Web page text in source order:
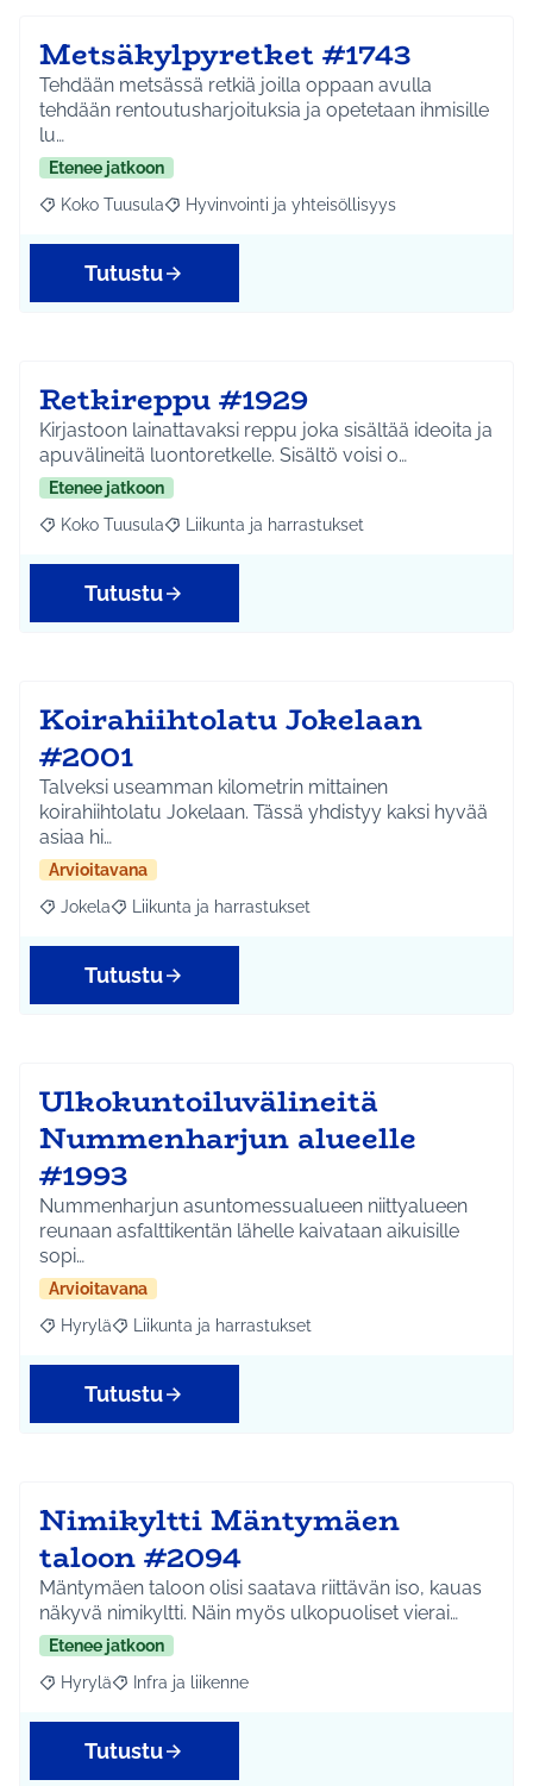
Metsäkylpyretket #1743
Tehdään metsässä retkiä joilla oppaan avulla
tehdään rentoutusharjoituksia ja opetetaan ihmisille
lu…
Etenee jatkoon
Rajaa tulokset aihepiirin mukaan: Koko Tuusula
Koko Tuusula Rajaa tulokset teeman mukaan: Hyvinvointi ja
Hyvinvointi ja yhteisöllisyys
Tutustu
Retkireppu #1929
Kirjastoon lainattavaksi reppu joka sisältää ideoita ja
apuvälineitä luontoretkelle. Sisältö voisi o…
Etenee jatkoon
Rajaa tulokset aihepiirin mukaan: Koko Tuusula
Koko Tuusula Rajaa tulokset teeman mukaan: Liikunta ja
Liikunta ja harrastukset
Tutustu
Koirahiihtolatu Jokelaan
#2001
Talveksi useamman kilometrin mittainen
koirahiihtolatu Jokelaan. Tässä yhdistyy kaksi hyvää
asiaa hi…
Arvioitavana
Rajaa tulokset aihepiirin mukaan: Jokela
Jokela Rajaa tulokset teeman mukaan: Liikunta ja
Liikunta ja harrastukset
Tutustu
Ulkokuntoiluvälineitä
Nummenharjun alueelle
#1993
Nummenharjun asuntomessualueen niittyalueen
reunaan asfalttikentän lähelle kaivataan aikuisille
sopi…
Arvioitavana
Rajaa tulokset aihepiirin mukaan: Hyrylä
Hyrylä Rajaa tulokset teeman mukaan: Liikunta ja
Liikunta ja harrastukset
Tutustu
Nimikyltti Mäntymäen
taloon #2094
Mäntymäen taloon olisi saatava riittävän iso, kauas
näkyvä nimikyltti. Näin myös ulkopuoliset vierai…
Etenee jatkoon
Rajaa tulokset aihepiirin mukaan: Hyrylä
Hyrylä Rajaa tulokset teeman mukaan: Infra ja liikenne
Infra ja liikenne
Tutustu